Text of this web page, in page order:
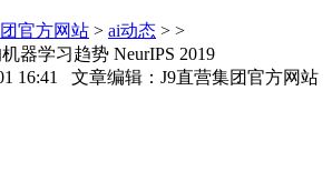
官方网站 > ai动态 > >
器学习趋势 NeurIPS 2019
16:41 文章编辑：J9直营集团官方网站